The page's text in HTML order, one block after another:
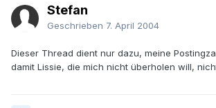
Stefan
Geschrieben 7. April 2004
Dieser Thread dient nur dazu, meine
damit Lissie, die mich nicht überholen will,